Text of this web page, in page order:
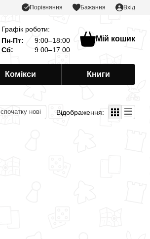
Порівняння Бажання Вхід
Графік роботи:
Пн-Пт:
9:00–18:00
Сб:
9:00–17:00
Мій кошик
Комікси Книги
спочатку нові Відображення: